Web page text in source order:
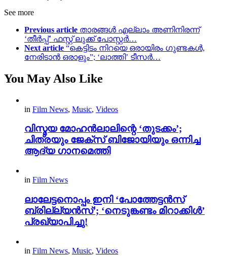
See more
Previous article താരങ്ങൾ എല്ലാം അണിനിരന്ന്
‘തീർപ്പ്’ ഫസ്റ്റ് ലുക്ക് പോസ്റ്റർ…
Next article “കെട്ടിടം നിറയെ ഒരായിരം ഗുണ്ടകൾ,
നേരിടാൻ ഒരാളും”; ‘ലാത്തി’ ടീസർ…
You May Also Like
in Film News, Music, Videos
വിസ്മയ മോഹൻലാലിന്റെ ‘തുടക്കം’;
ചിത്രയും ജേക്സ് ബിജോയിയും ഒന്നിച്ച
ആദ്യ ഗാനമെത്തി
in Film News
ലാലേട്ടനൊപ്പം ഇനി ‘പോത്തേട്ടൻസ്
ബ്രില്ല്യൻസ്’; ‘നെടുങ്കണ്ടം മിറാക്കിൾ’
പ്രഖ്യാപിച്ചു!
in Film News, Music, Videos